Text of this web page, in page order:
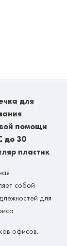
для
помощи
до 30
пластик
собой
для
офисов.